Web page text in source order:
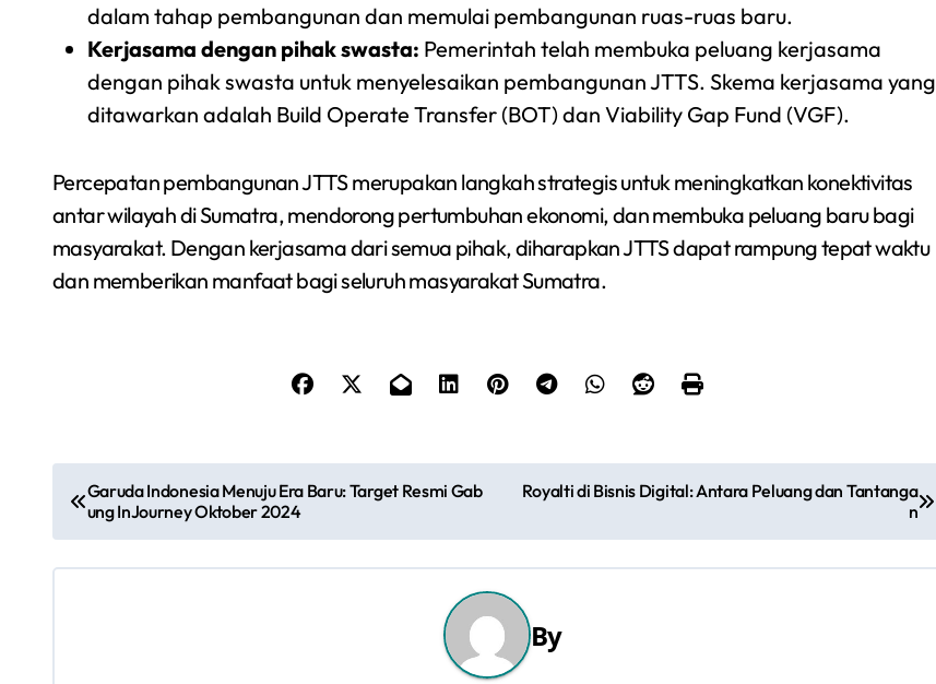
dalam tahap pembangunan dan memulai pembangunan ruas-ruas baru.
Kerjasama dengan pihak swasta: Pemerintah telah membuka peluang kerjasama
dengan pihak swasta untuk menyelesaikan pembangunan JTTS. Skema kerjasama yang
ditawarkan adalah Build Operate Transfer (BOT) dan Viability Gap Fund (VGF).
Percepatan pembangunan JTTS merupakan langkah strategis untuk meningkatkan konektivitas
antar wilayah di Sumatra, mendorong pertumbuhan ekonomi, dan membuka peluang baru bagi
masyarakat. Dengan kerjasama dari semua pihak, diharapkan JTTS dapat rampung tepat waktu
dan memberikan manfaat bagi seluruh masyarakat Sumatra.
N
a
v
Garuda Indonesia Menuju Era Baru: Target Resmi Gab
ung InJourney Oktober 2024
Royalti di Bisnis Digital: Antara Peluang dan Tantanga
n
By